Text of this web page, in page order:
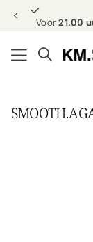
besteld,morgen